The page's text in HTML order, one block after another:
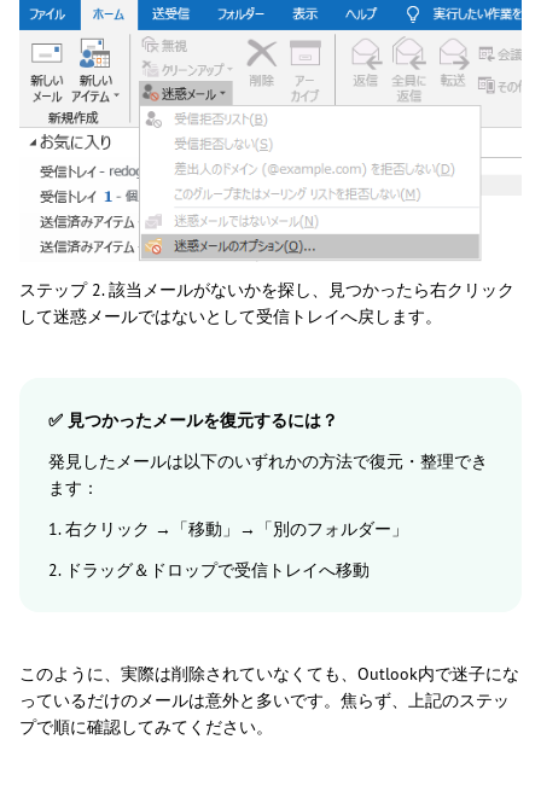
ステップ 2. 該当メールがないかを探し、見つかったら右クリック
して迷惑メールではないとして受信トレイへ戻します。
✅ 見つかったメールを復元するには？
発見したメールは以下のいずれかの方法で復元・整理でき
ます：
1. 右クリック →「移動」→「別のフォルダー」
2. ドラッグ＆ドロップで受信トレイへ移動
このように、実際は削除されていなくても、Outlook内で迷子にな
っているだけのメールは意外と多いです。焦らず、上記のステッ
プで順に確認してみてください。